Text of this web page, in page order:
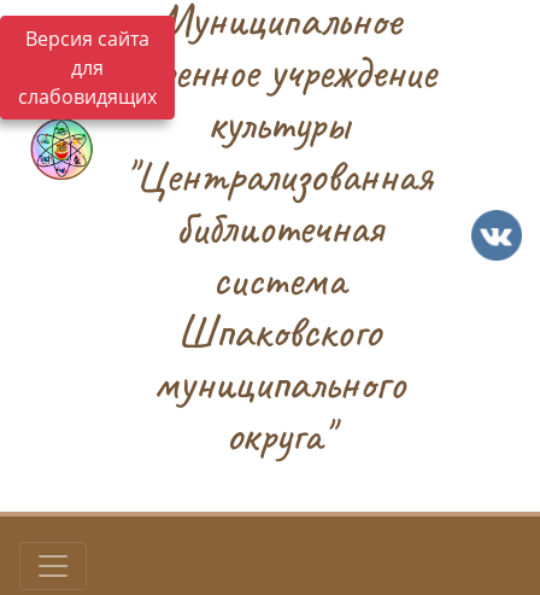
Версия сайта
для
слабовидящих
Муниципальное
казенное учреждение
культуры
"Централизованная
библиотечная
система
Шпаковского
муниципального
округа"